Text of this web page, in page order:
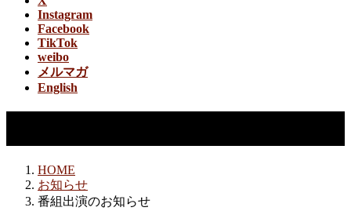
Instagram
Facebook
TikTok
weibo
メルマガ
English
HOME
お知らせ
番組出演のお知らせ